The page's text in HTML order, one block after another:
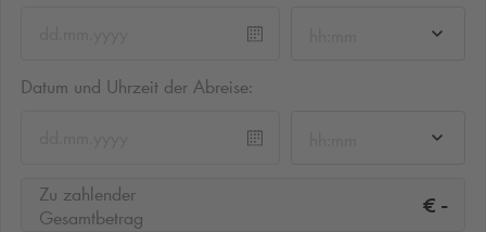
Datum und Uhrzeit der Abreise:
Zu zahlender
Gesamtbetrag
€ -